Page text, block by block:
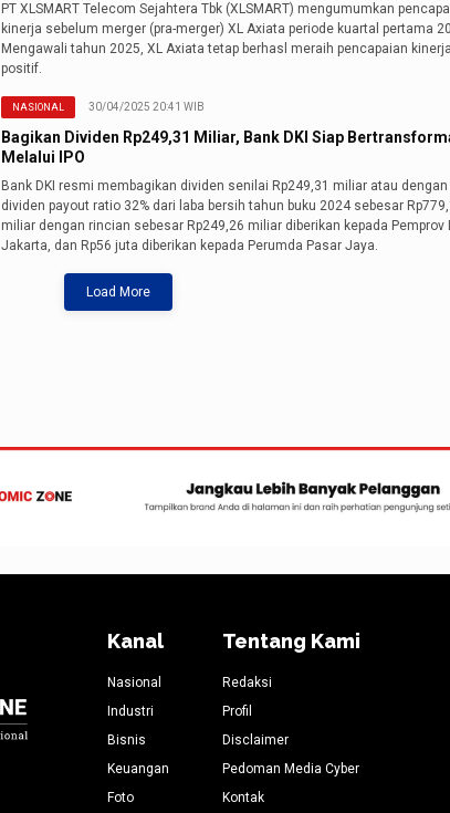
PT XLSMART Telecom Sejahtera Tbk (XLSMART) mengumumkan
kinerja sebelum merger (pra-merger) XL Axiata periode kuartal pertama
Mengawali tahun 2025, XL Axiata tetap berhasl meraih pencapaian
positif.
NASIONAL 30/04/2025 20:41 WIB
Bagikan Dividen Rp249,31 Miliar, Bank DKI Siap
Melalui IPO
Bank DKI resmi membagikan dividen senilai Rp249,31 miliar atau dengan
dividen payout ratio 32% dari laba bersih tahun buku 2024 sebesar
miliar dengan rincian sebesar Rp249,26 miliar diberikan kepada Pemprov
Jakarta, dan Rp56 juta diberikan kepada Perumda Pasar Jaya.
Load More
Kanal
Nasional
Industri
Bisnis
Keuangan
Foto
Tentang Kami
Redaksi
Profil
Disclaimer
Pedoman Media Cyber
Kontak